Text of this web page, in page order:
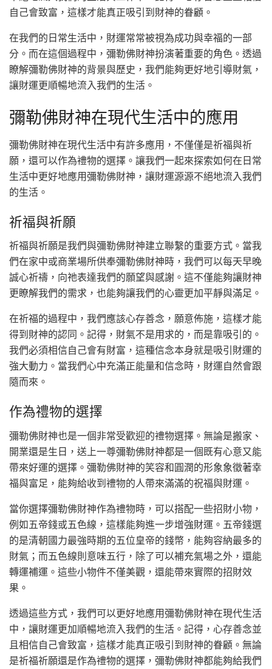
自己會致富，這樣才能真正吸引到財神的眷顧。
在我們的日常生活中，財運常常被視為成功與幸福的一部
分。而在這個過程中，彌勒佛財神扮演著重要的角色。透過
瞭解彌勒佛財神的背景與歷史，我們能夠更好地引導財氣，
讓財運更順暢地流入我們的生活。
彌勒佛財神在現代生活中的應用
彌勒佛財神在現代生活中有許多應用，不僅僅是祈福與祈
願，還可以作為禮物的選擇。讓我們一起來探索如何在日常
生活中更好地應用彌勒佛財神，讓財運源源不絕地流入我們
的生活。
祈福與祈願
祈福與祈願是我們與彌勒佛財神建立聯繫的重要方式。當我
們在家中或商業場所供奉彌勒佛財神時，我們可以每天早晚
誠心祈禱，向祂表達我們的願望與感謝。這不僅能夠讓財神
更瞭解我們的需求，也能夠讓我們的心靈更加平靜與滿足。
在祈福的過程中，我們應該心存善念，願意佈施，這樣才能
得到財神的認同。記得，財氣不是用求的，而是靠吸引的。
我們必須相信自己會有財富，這種信念本身就是吸引財運的
強大動力。當我們心中充滿正能量和信念時，財運自然會跟
隨而來。
作為禮物的選擇
彌勒佛財神也是一個非常受歡迎的禮物選擇。無論是搬家、
開業還是生日，送上一尊彌勒佛財神都是一個既有心意又能
帶來好運的選擇。彌勒佛財神的笑容和圓潤的形象象徵著幸
福與富足，能夠給收到禮物的人帶來滿滿的祝福與財運。
當你選擇彌勒佛財神作為禮物時，可以搭配一些招財小物，
例如五帝錢或五色線，這樣能夠進一步增強財運。五帝錢選
的是清朝國力最強時期的五位皇帝的錢幣，能夠容納最多的
財氣；而五色線則意味五行，除了可以補充氣場之外，還能
轉運補運。這些小物件不僅美觀，還能帶來實際的招財效
果。
透過這些方式，我們可以更好地應用彌勒佛財神在現代生活
中，讓財運更加順暢地流入我們的生活。記得，心存善念並
且相信自己會致富，這樣才能真正吸引到財神的眷顧。無論
是祈福祈願還是作為禮物的選擇，彌勒佛財神都能夠給我們